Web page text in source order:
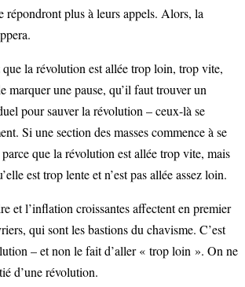
répondront plus à leurs appels. Alors, la
la révolution est allée trop loin, trop vite,
marquer une pause, qu’il faut trouver un
pour sauver la révolution – ceux-là se
Si une section des masses commence à se
parce que la révolution est allée trop vite, mais
est trop lente et n’est pas allée assez loin.
et l’inflation croissantes affectent en premier
qui sont les bastions du chavisme. C’est
– et non le fait d’aller « trop loin ». On ne
d’une révolution.